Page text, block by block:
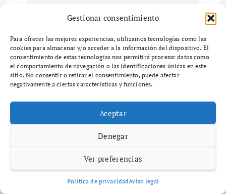
Gestionar consentimiento
Para ofrecer las mejores experiencias, utilizamos tecnologías como las
cookies para almacenar y/o acceder a la información del dispositivo. El
consentimiento de estas tecnologías nos permitirá procesar datos como
el comportamiento de navegación o las identificaciones únicas en este
sitio. No consentir o retirar el consentimiento, puede afectar
negativamente a ciertas características y funciones.
Aceptar
Denegar
Ver preferencias
Política de privacidadAviso legal
c
i
ó
n
e
Related Posts
Maria Izquierdo
Diccionario
¿Qué es el zoning y cómo afecta el
desarrollo urbano en tu
¿Qué es el Zoning y por qué es importante en
el desarrollo urbano? ¿Qué es el zoning y por
qué es importante en el desarrollo urbano? El